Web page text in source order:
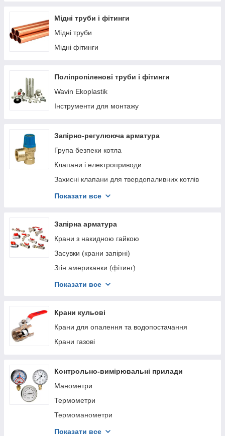
Мідні труби і фітинги
Мідні труби
Мідні фітинги
Поліпропіленові труби і фітинги
Wavin Ekoplastik
Інструменти для монтажу
Запірно-регулююча арматура
Група безпеки котла
Клапани і електроприводи
Захисні клапани для твердопаливних котлів
Підживлювальні клапана
Автоматика та регулятори тяги для
Клапана балансувальні
Пристрої магнітної обробки води
Самопромивний фільтр для води (самоочисний)
Антизамерзаючі поливальні крани
Показати все
Запірна арматура
Крани з накидною гайкою
Засувки (крани запірні)
Згін американки (фітинг)
Клапана зворотного ходу
Крани кульові
Перехідники та заглушки
Редуктор тиску води
Фільтр грубої очистки
Поливальні крани
Крани радіаторні
Крани газові
Повітровідвідники
Показати все
Крани кульові
Крани для опалення та водопостачання
Крани газові
Контрольно-вимірювальні прилади
Манометри
Термометри
Термоманометри
Газосигналізатори
Показати все